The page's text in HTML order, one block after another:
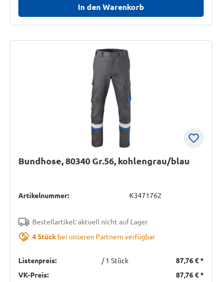
In den Warenkorb
Bundhose, 80340 Gr.56, kohlengrau/blau
Artikelnummer: K3471762
Bestellartikel: aktuell nicht auf Lager
4 Stück bei unseren Partnern verfügbar
Listenpreis: / 1 Stück 87,76 €*
VK-Preis:
87,76 €*